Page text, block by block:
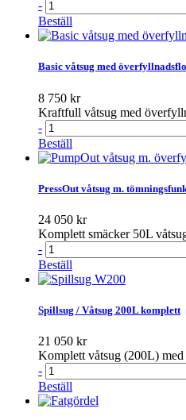
-
Beställ
Basic våtsug med
8 750 kr
Kraftfull våtsug med
-
Beställ
PressOut våtsug m.
24 050 kr
Komplett smäcker 50L
-
Beställ
Spillsug / Våtsug 200L komplett
21 050 kr
Komplett våtsug (200L)
-
Beställ